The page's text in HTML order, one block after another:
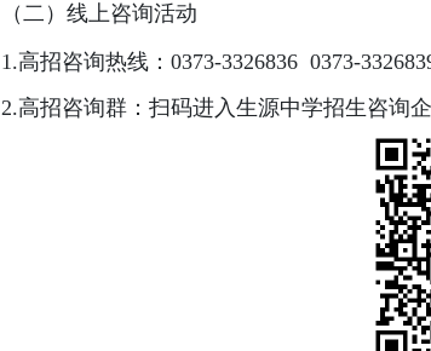
（二）线上咨询活动
1.高招咨询热线： 0373-3326836 0373-
2.高招咨询群：扫码进入生源中学招生咨询